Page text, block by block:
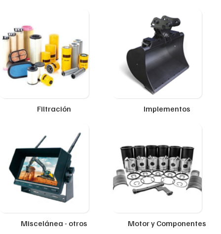
Filtración Implementos
Miscelánea - otros Motor y Componentes